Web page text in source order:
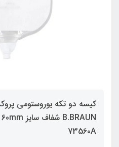
73560A